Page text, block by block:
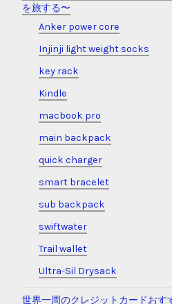
を旅する〜
Anker power core
Injinji light weight socks
key rack
Kindle
macbook pro
main backpack
quick charger
smart bracelet
sub backpack
swiftwater
Trail wallet
Ultra-Sil Drysack
世界一周のクレジットカードおす